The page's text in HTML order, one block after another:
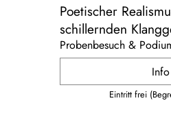
Poetischer
schillernden
Probenbesuch &
Info
Eintritt frei